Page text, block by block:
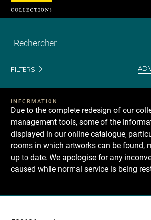
FILTERS
INFORMATION
Due to the complete redesign of our
management tools, some of the
displayed in our online catalogue,
rooms in which artworks can be found,
up to date. We apologise for any
caused while normal service is being
Recherche
Cookies management panel